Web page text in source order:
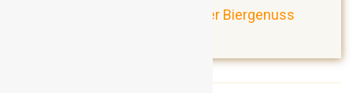
Starobrno: Ausflug zum Brünner Biergenuss